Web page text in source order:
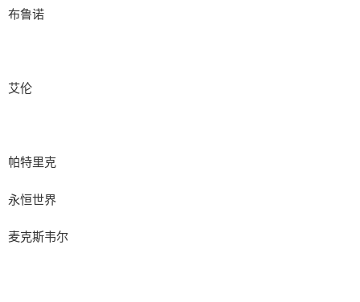
布鲁诺
艾伦
帕特里克
永恒世界
麦克斯韦尔